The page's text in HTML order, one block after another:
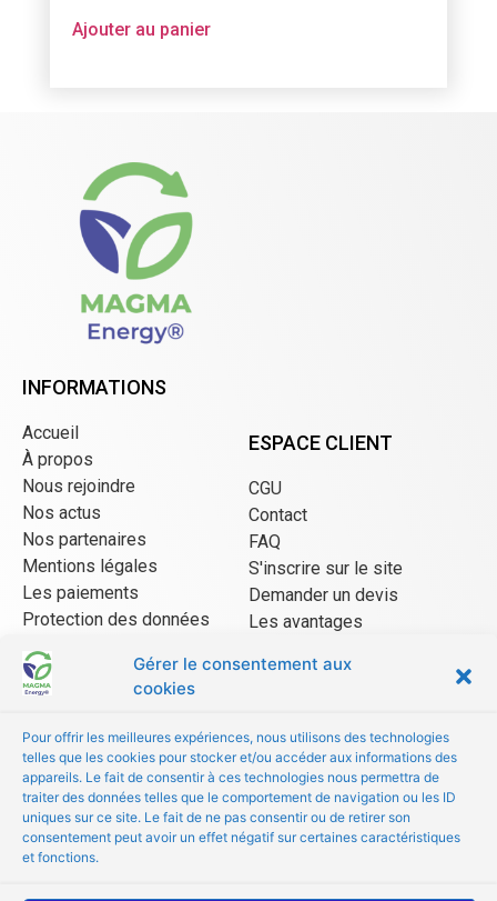
Gérer le consentement aux
cookies
Pour offrir les meilleures expériences, nous utilisons des technologies
telles que les cookies pour stocker et/ou accéder aux informations des
appareils. Le fait de consentir à ces technologies nous permettra de
traiter des données telles que le comportement de navigation ou les ID
uniques sur ce site. Le fait de ne pas consentir ou de retirer son
consentement peut avoir un effet négatif sur certaines caractéristiques
et fonctions.
Ajouter au panier
INFORMATIONS
Accueil
À propos
Nous rejoindre
Nos actus
Nos partenaires
Mentions légales
Les paiements
Protection des données
CGU Mangopay
ESPACE CLIENT
CGU
Contact
FAQ
S'inscrire sur le site
Demander un devis
Les avantages
CGU/CGV
Être référencé
Les avantages
FAQ